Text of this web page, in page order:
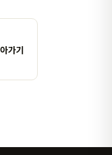
가기